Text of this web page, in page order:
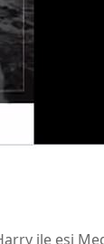
ile eşi